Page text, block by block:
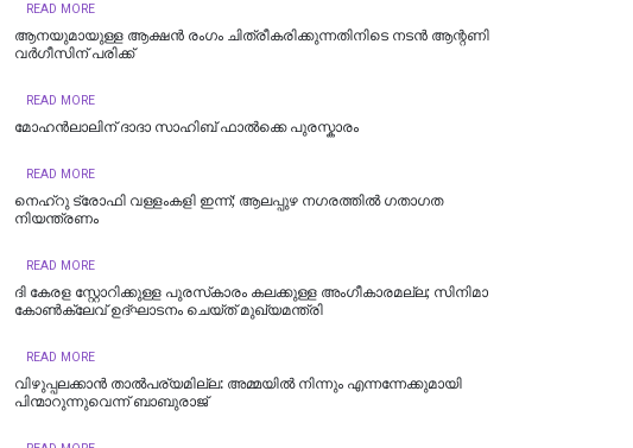
READ MORE
ആനയുമായുള്ള ആക്ഷൻ രംഗം ചിത്രീകരിക്കുന്നതിനിടെ നടൻ ആന്റണി
വർഗീസിന് പരിക്ക്
READ MORE
മോഹൻലാലിന് ദാദാ സാഹിബ് ഫാൽക്കെ പുരസ്കാരം
READ MORE
നെഹ്‌റു ട്രോഫി വള്ളംകളി ഇന്ന്; ആലപ്പുഴ നഗരത്തില്‍ ഗതാഗത
നിയന്ത്രണം
READ MORE
ദി കേരള സ്റ്റോറിക്കുള്ള പുരസ്‌കാരം കലക്കുള്ള അംഗീകാരമല്ല; സിനിമാ
കോണ്‍ക്ലേവ് ഉദ്ഘാടനം ചെയ്ത് മുഖ്യമന്ത്രി
READ MORE
വിഴുപ്പലക്കാൻ താൽപര്യമില്ല: അമ്മയിൽ നിന്നും എന്നന്നേക്കുമായി
പിന്മാറുന്നുവെന്ന് ബാബുരാജ്